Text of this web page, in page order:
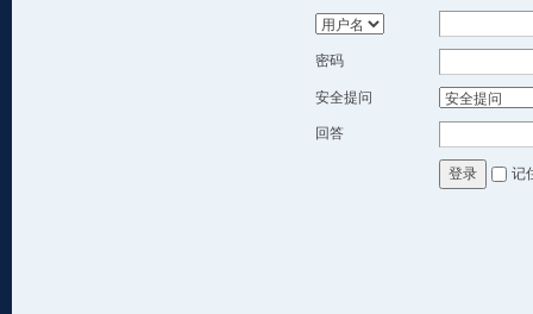
密码
安全提问
回答
登录 记